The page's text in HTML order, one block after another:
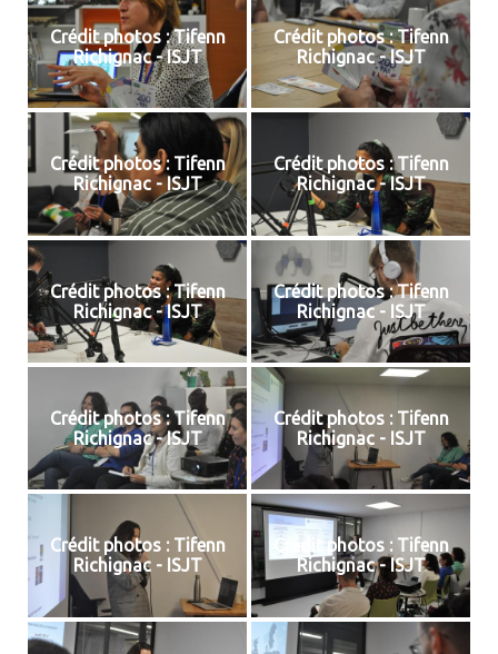
Crédit photos : Tifenn
Richignac - ISJT
Crédit photos : Tifenn
Richignac - ISJT
Crédit photos : Tifenn
Richignac - ISJT
Crédit photos : Tifenn
Richignac - ISJT
Crédit photos : Tifenn
Richignac - ISJT
Crédit photos : Tifenn
Richignac - ISJT
Crédit photos : Tifenn
Richignac - ISJT
Crédit photos : Tifenn
Richignac - ISJT
Crédit photos : Tifenn
Richignac - ISJT
Crédit photos : Tifenn
Richignac - ISJT